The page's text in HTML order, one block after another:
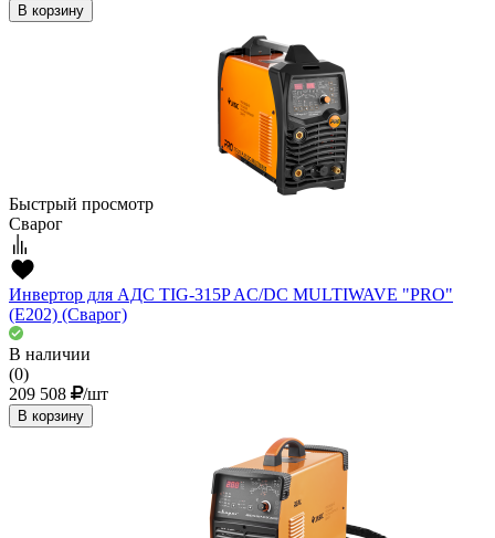
В корзину
Быстрый просмотр
Сварог
Инвертор для АДС TIG-315P AC/DC MULTIWAVE "PRO"
(E202) (Сварог)
В наличии
(0)
209 508
/шт
В корзину